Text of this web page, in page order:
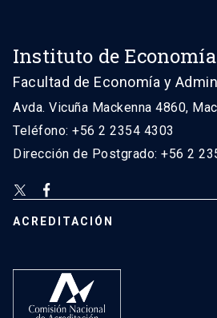
Instituto de Economía
Facultad de Economía y
Avda. Vicuña Mackenna 4860,
Teléfono: +56 2 2354 4303
Dirección de Postgrado: +56 2
ACREDITACIÓN